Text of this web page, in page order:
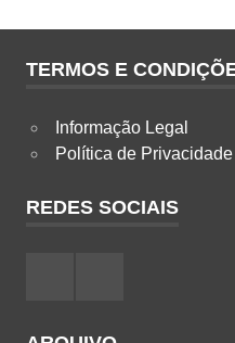
TERMOS E
Informação Legal
Política de Privacidade
REDES SOCIAIS